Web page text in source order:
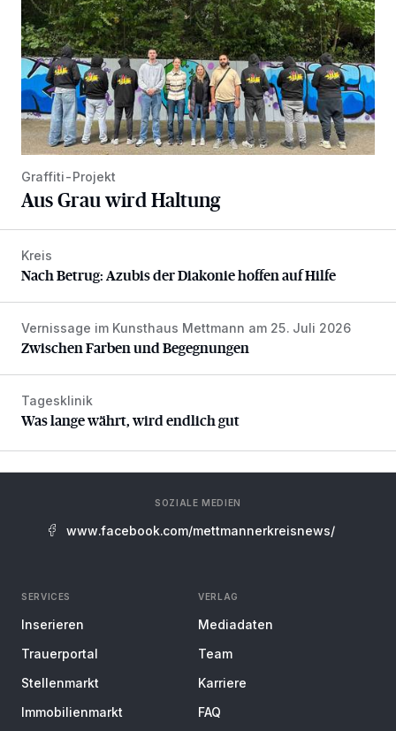
Graffiti-Projekt
Aus Grau wird Haltung
Nach Betrug: Azubis der Diakonie hoffen auf Hilfe
Kreis
Nach Betrug: Azubis der Diakonie hoffen auf Hilfe
Zwischen Farben und Begegnungen
Vernissage im Kunsthaus Mettmann am 25. Juli 2026
Zwischen Farben und Begegnungen
Was lange währt, wird endlich gut
Tagesklinik
Was lange währt, wird endlich gut
SOZIALE MEDIEN
www.facebook.com/mettmannerkreisnews/
SERVICES
Inserieren
Trauerportal
Stellenmarkt
Immobilienmarkt
VERLAG
Mediadaten
Team
Karriere
FAQ